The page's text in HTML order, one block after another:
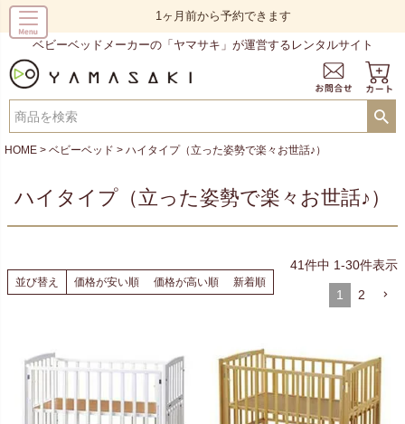
1ヶ月前から予約できます
ベビーベッドメーカーの「ヤマサキ」が運営するレンタルサイト
HOME ベビーベッド ハイタイプ（立った姿勢で楽々お世話♪）
ハイタイプ（立った姿勢で楽々お世話♪）
並び替え 価格が安い順 価格が高い順 新着順
41件中 1-30件表示
1 2